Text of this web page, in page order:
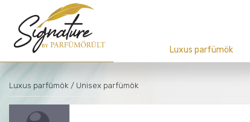
Luxus parfümök
Luxus parfümök / Unisex parfümök